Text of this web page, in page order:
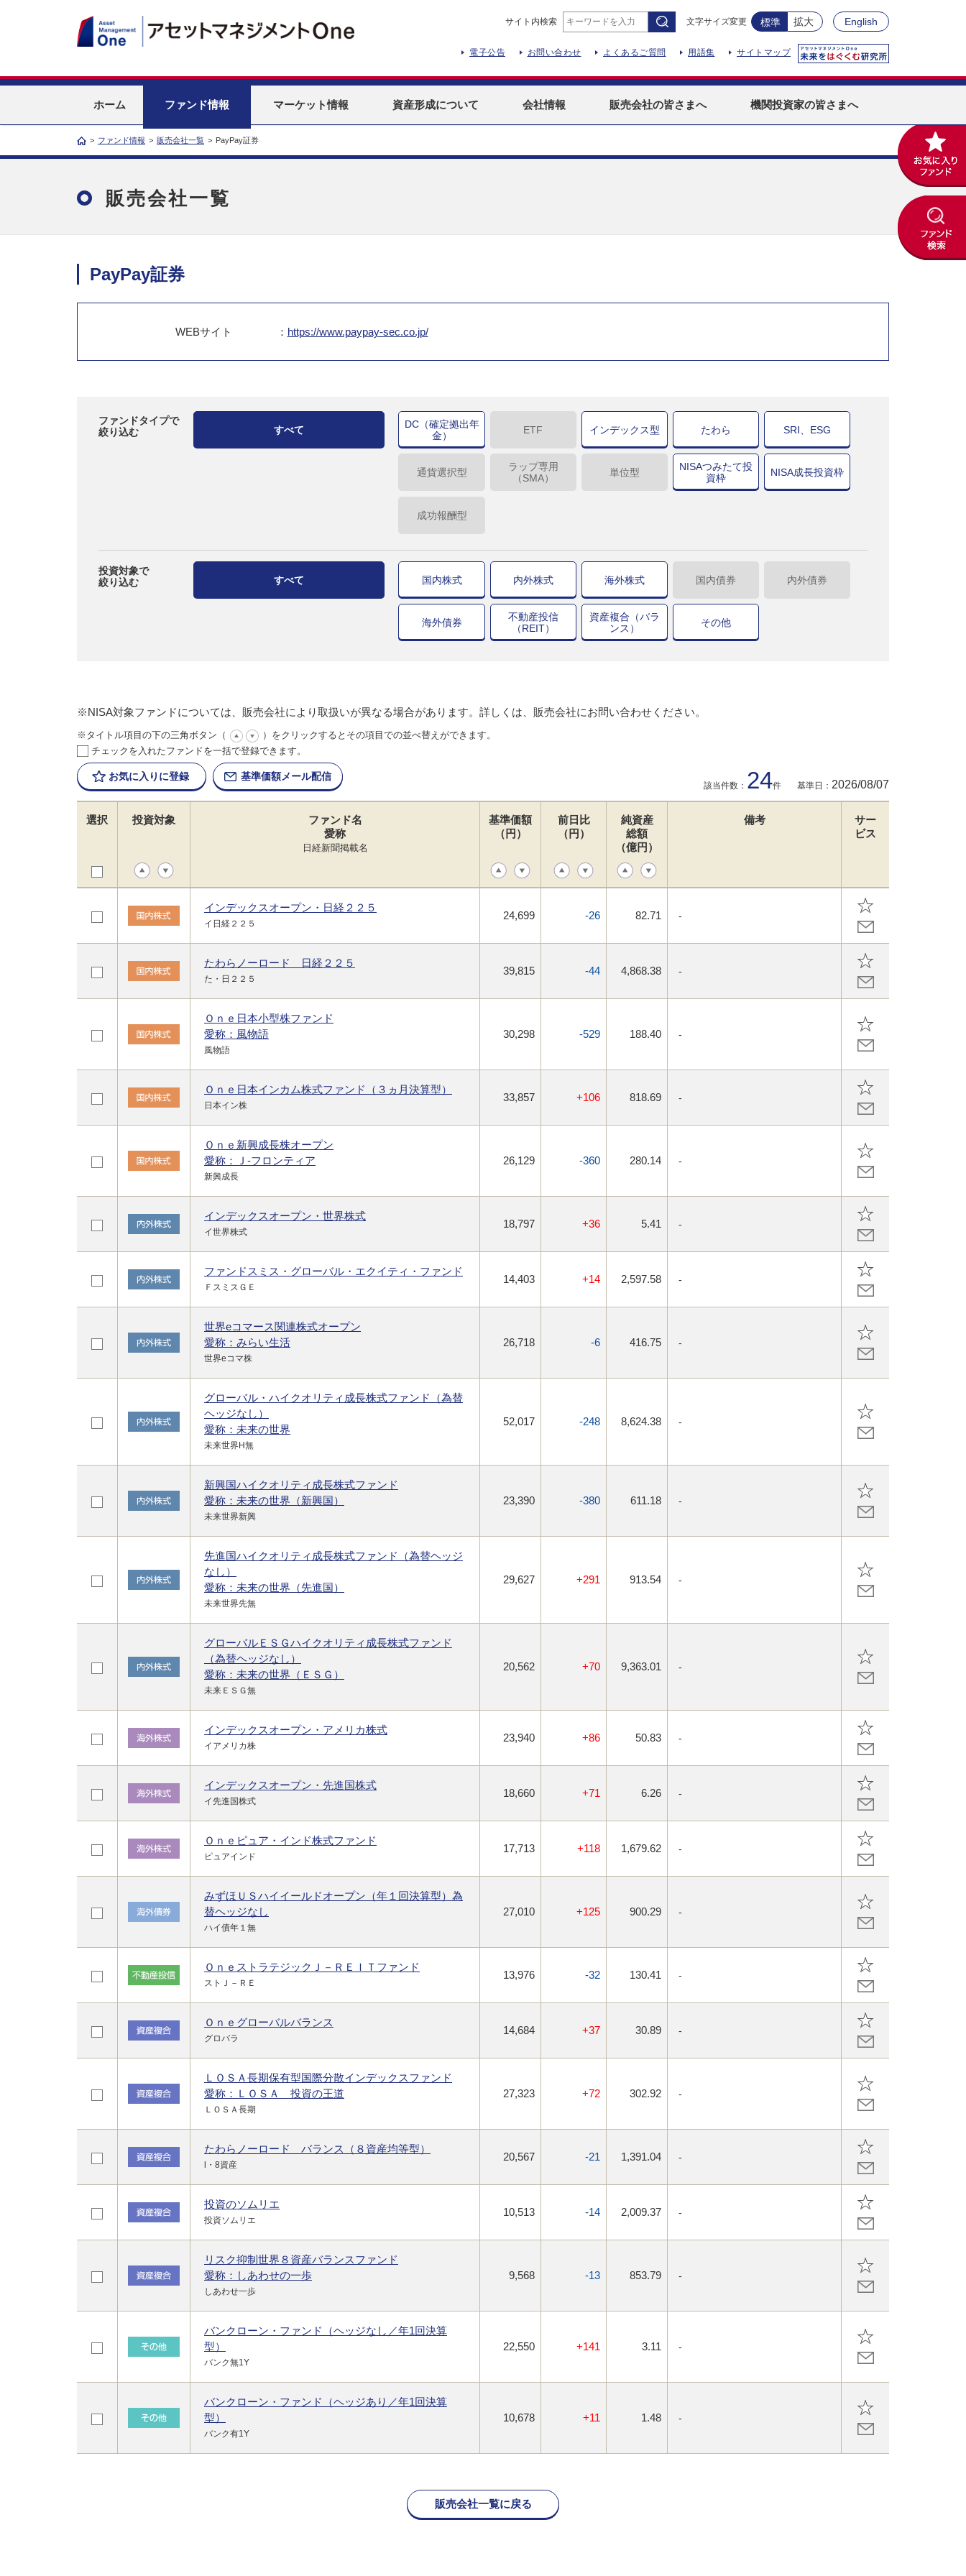
サイト内検索 文字サイズ変更 標準 拡大 English
電子公告 お問い合わせ よくあるご質問 用語集 サイトマップ
ホーム ファンド情報 マーケット情報 資産形成について 会社情報 販売会社の皆さまへ 機関投資家の皆さまへ
> ファンド情報 > 販売会社一覧 > PayPay証券
販売会社一覧
PayPay証券
WEBサイト ： https://www.paypay-sec.co.jp/
ファンドタイプで
絞り込む
すべて
DC（確定拠出年
金）
ETF インデックス型 たわら SRI、ESG
通貨選択型
ラップ専用
（SMA）
単位型
NISAつみたて投
資枠
NISA成長投資枠
成功報酬型
投資対象で
絞り込む
すべて 国内株式 内外株式 海外株式 国内債券 内外債券
海外債券
不動産投信
（REIT）
資産複合（バラ
ンス）
その他
※NISA対象ファンドについては、販売会社により取扱いが異なる場合があります。詳しくは、販売会社にお問い合わせください。
※タイトル項目の下の三角ボタン（
）をクリックするとその項目での並べ替えができます。
チェックを入れたファンドを一括で登録できます。
お気に入りに登録 基準価額メール配信
該当件数： 24件 基準日： 2026/08/07
選択 投資対象
ファンド名
愛称
日経新聞掲載名
基準価額
（円）
前日比
（円）
純資産
総額
（億円）
備考
サー
ビス
インデックスオープン・日経２２５
イ日経２２５
24,699 -26 82.71 -
たわらノーロード 日経２２５
た・日２２５
39,815 -44 4,868.38 -
Ｏｎｅ日本小型株ファンド
愛称：風物語
風物語
30,298 -529 188.40 -
Ｏｎｅ日本インカム株式ファンド（３ヵ月決算型）
日本イン株
33,857 +106 818.69 -
Ｏｎｅ新興成長株オープン
愛称：Ｊ-フロンティア
新興成長
26,129 -360 280.14 -
インデックスオープン・世界株式
イ世界株式
18,797 +36 5.41 -
ファンドスミス・グローバル・エクイティ・ファンド
ＦスミスＧＥ
14,403 +14 2,597.58 -
世界eコマース関連株式オープン
愛称：みらい生活
世界eコマ株
26,718 -6 416.75 -
グローバル・ハイクオリティ成長株式ファンド（為替
ヘッジなし）
愛称：未来の世界
未来世界H無
52,017 -248 8,624.38 -
新興国ハイクオリティ成長株式ファンド
愛称：未来の世界（新興国）
未来世界新興
23,390 -380 611.18 -
先進国ハイクオリティ成長株式ファンド（為替ヘッジ
なし）
愛称：未来の世界（先進国）
未来世界先無
29,627 +291 913.54 -
グローバルＥＳＧハイクオリティ成長株式ファンド
（為替ヘッジなし）
愛称：未来の世界（ＥＳＧ）
未来ＥＳＧ無
20,562 +70 9,363.01 -
インデックスオープン・アメリカ株式
イアメリカ株
23,940 +86 50.83 -
インデックスオープン・先進国株式
イ先進国株式
18,660 +71 6.26 -
Ｏｎｅピュア・インド株式ファンド
ピュアインド
17,713 +118 1,679.62 -
みずほＵＳハイイールドオープン（年１回決算型）為
替ヘッジなし
ハイ債年１無
27,010 +125 900.29 -
ＯｎｅストラテジックＪ－ＲＥＩＴファンド
ストＪ－ＲＥ
13,976 -32 130.41 -
Ｏｎｅグローバルバランス
グロバラ
14,684 +37 30.89 -
ＬＯＳＡ長期保有型国際分散インデックスファンド
愛称：ＬＯＳＡ 投資の王道
ＬＯＳＡ長期
27,323 +72 302.92 -
たわらノーロード バランス（８資産均等型）
l・8資産
20,567 -21 1,391.04 -
投資のソムリエ
投資ソムリエ
10,513 -14 2,009.37 -
リスク抑制世界８資産バランスファンド
愛称：しあわせの一歩
しあわせ一歩
9,568 -13 853.79 -
バンクローン・ファンド（ヘッジなし／年1回決算
型）
バンク無1Y
22,550 +141 3.11 -
バンクローン・ファンド（ヘッジあり／年1回決算
型）
バンク有1Y
10,678 +11 1.48 -
販売会社一覧に戻る